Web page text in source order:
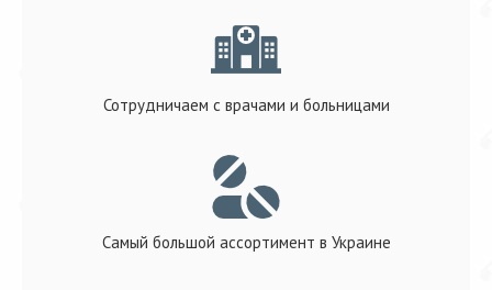
Сотрудничаем с врачами и больницами
Самый большой ассортимент в Украине